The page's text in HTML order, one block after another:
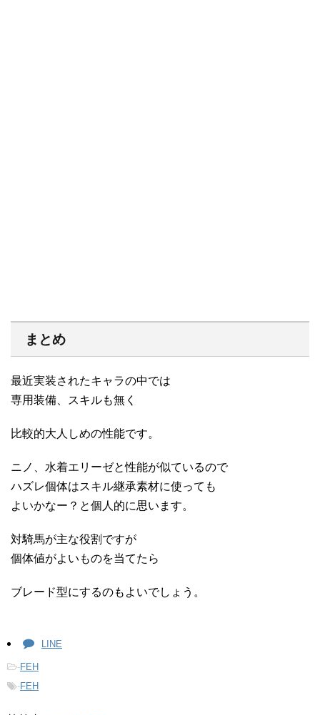
まとめ
最近実装されたキャラの中では
専用装備、スキルも無く
比較的大人しめの性能です。
ニノ、水着エリーゼと性能が似ているので
ハズレ個体はスキル継承素材に使っても
よいかなー？と個人的に思います。
対騎馬が主な役割ですが
個体値がよいものを当てたら
ブレード型にするのもよいでしょう。
LINE
-FEH
-FEH